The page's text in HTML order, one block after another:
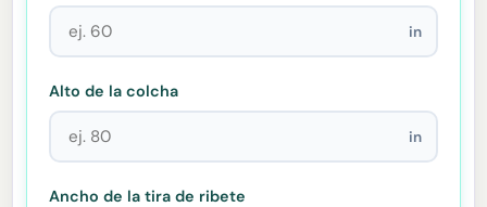
in
Alto de la colcha
in
Ancho de la tira de ribete